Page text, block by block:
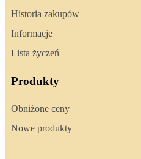
Historia zakupów
Informacje
Lista życzeń
Produkty
Obniżone ceny
Nowe produkty